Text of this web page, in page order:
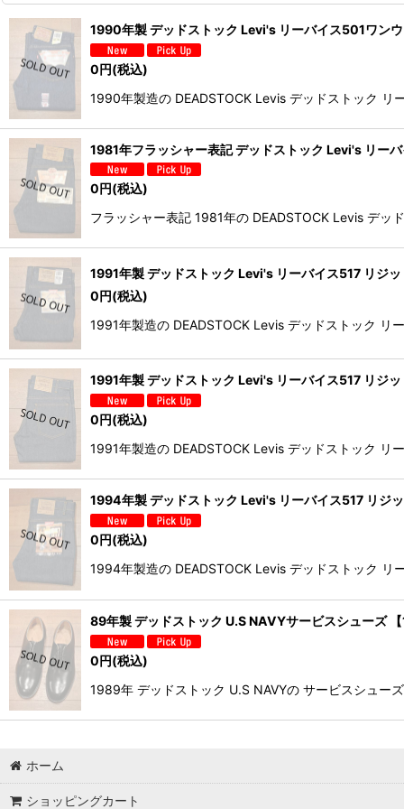
1990年製 デッドストック Levi's リーバイス501ワン
0円(税込)
1990年製造の DEADSTOCK Levis デッドストック リ
1981年フラッシャー表記 デッドストック Levi's リー
0円(税込)
フラッシャー表記 1981年の DEADSTOCK Levis デ
1991年製 デッドストック Levi's リーバイス517 リジ
0円(税込)
1991年製造の DEADSTOCK Levis デッドストック リ
1991年製 デッドストック Levi's リーバイス517 リジ
0円(税込)
1991年製造の DEADSTOCK Levis デッドストック
1994年製 デッドストック Levi's リーバイス517 リジ
0円(税込)
1994年製造の DEADSTOCK Levis デッドストック リ
89年製 デッドストック U.S NAVYサービスシューズ
0円(税込)
1989年 デッドストック U.S NAVYの サービスシュー
ホーム
ショッピングカート